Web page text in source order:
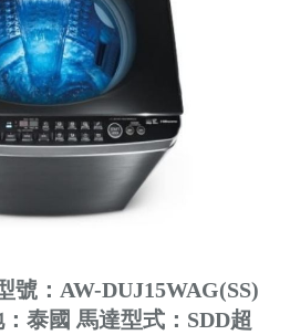
號：AW-DUJ15WAG(SS)
泰國 馬達型式：SDD超